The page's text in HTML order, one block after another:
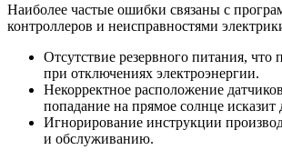
Наиболее частые ошибки связаны с
контроллеров и неисправностями
Отсутствие резервного питания, что
при отключениях электроэнергии.
Некорректное расположение
попадание на прямое солнце исказит
Игнорирование инструкции
и обслуживанию.